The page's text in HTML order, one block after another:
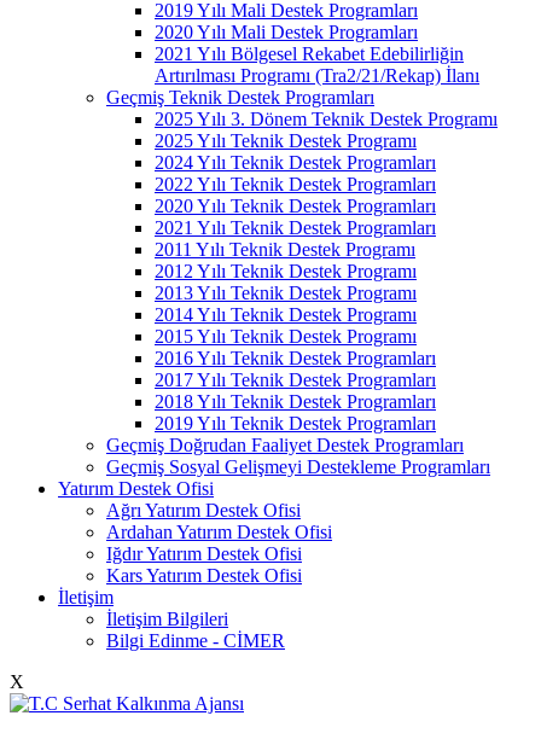
2019 Yılı Mali Destek Programları
2020 Yılı Mali Destek Programları
2021 Yılı Bölgesel Rekabet Edebilirliğin
Artırılması Programı (Tra2/21/Rekap) İlanı
Geçmiş Teknik Destek Programları
2025 Yılı 3. Dönem Teknik Destek Programı
2025 Yılı Teknik Destek Programı
2024 Yılı Teknik Destek Programları
2022 Yılı Teknik Destek Programları
2020 Yılı Teknik Destek Programları
2021 Yılı Teknik Destek Programları
2011 Yılı Teknik Destek Programı
2012 Yılı Teknik Destek Programı
2013 Yılı Teknik Destek Programı
2014 Yılı Teknik Destek Programı
2015 Yılı Teknik Destek Programı
2016 Yılı Teknik Destek Programları
2017 Yılı Teknik Destek Programları
2018 Yılı Teknik Destek Programları
2019 Yılı Teknik Destek Programları
Geçmiş Doğrudan Faaliyet Destek Programları
Geçmiş Sosyal Gelişmeyi Destekleme Programları
Yatırım Destek Ofisi
Ağrı Yatırım Destek Ofisi
Ardahan Yatırım Destek Ofisi
Iğdır Yatırım Destek Ofisi
Kars Yatırım Destek Ofisi
İletişim
İletişim Bilgileri
Bilgi Edinme - CİMER
X